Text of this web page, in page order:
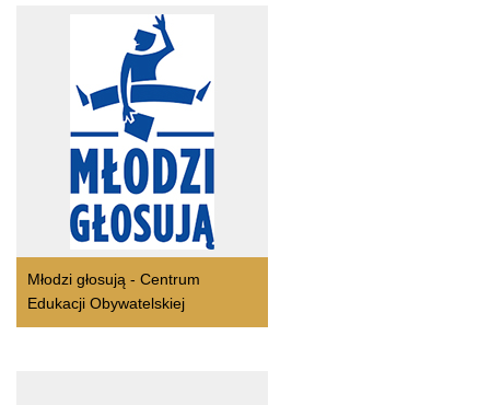
Młodzi głosują - Centrum
Edukacji Obywatelskiej